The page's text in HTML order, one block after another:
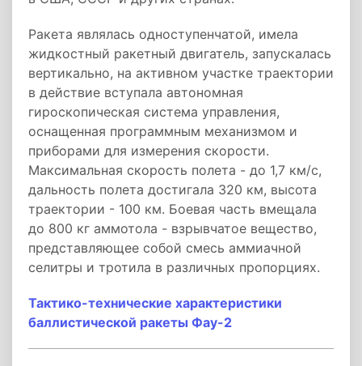
Ракета являлась одноступенчатой, имела
жидкостный ракетный двигатель, запускалась
вертикально, на активном участке траектории
в действие вступала автономная
гироскопическая система управления,
оснащенная программным механизмом и
приборами для измерения скорости.
Максимальная скорость полета - до 1,7 км/с,
дальность полета достигала 320 км, высота
траектории - 100 км. Боевая часть вмещала
до 800 кг аммотола - взрывчатое вещество,
представляющее собой смесь аммиачной
селитры и тротила в различных пропорциях.
Тактико-технические характеристики
баллистической ракеты Фау-2